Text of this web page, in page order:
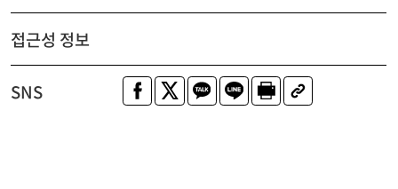
접근성 정보
SNS